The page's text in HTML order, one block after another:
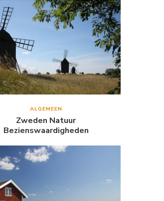
ALGEMEEN
Zweden Natuur
Bezienswaardigheden